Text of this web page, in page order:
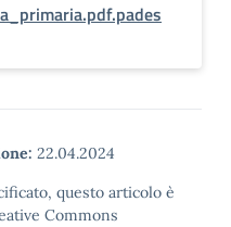
22.04.2024
questo articolo è
Commons